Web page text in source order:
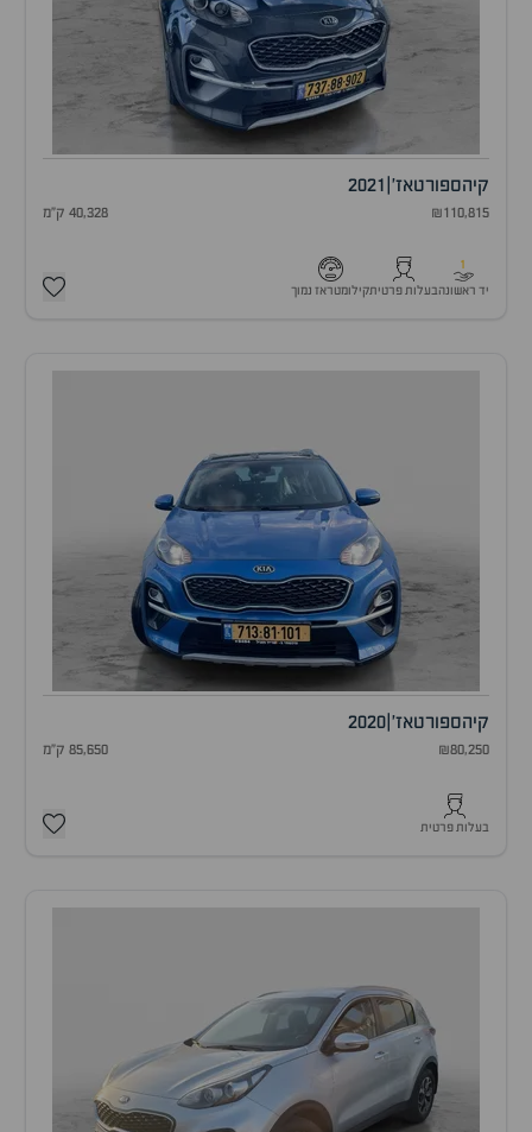
קיהספורטאז' 2021
₪110,815 40,328 ק"מ
1
יד ראשונהבעלות פרטיתקילומטראז נמוך
קיהספורטאז' 2020
₪80,250 85,650 ק"מ
בעלות פרטית